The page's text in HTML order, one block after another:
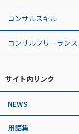
コンサルスキル
コンサルフリーランス
サイト内リンク
NEWS
用語集